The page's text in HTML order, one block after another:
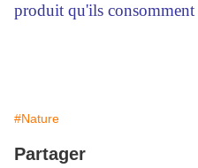
produit qu'ils
#Nature
Partager